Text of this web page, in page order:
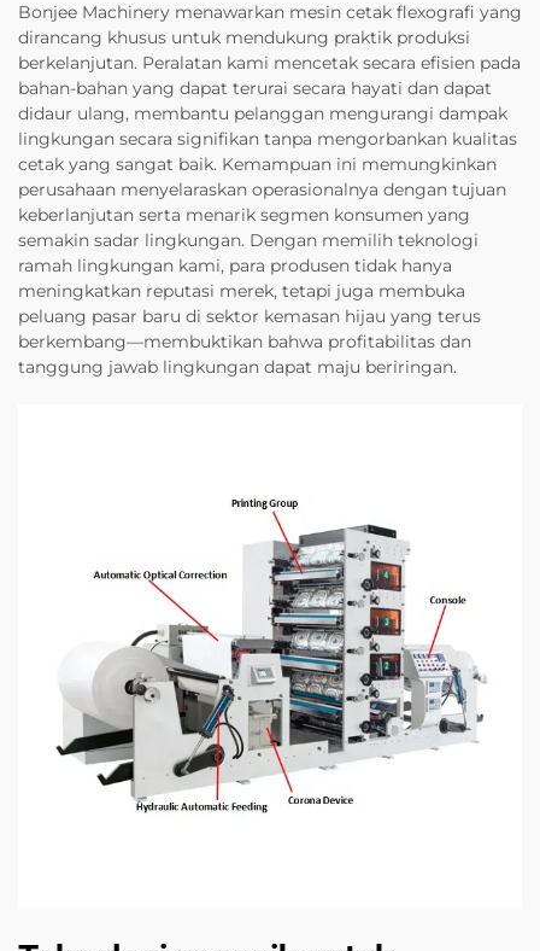
Bonjee Machinery menawarkan mesin cetak flexografi yang
dirancang khusus untuk mendukung praktik produksi
berkelanjutan. Peralatan kami mencetak secara efisien pada
bahan-bahan yang dapat terurai secara hayati dan dapat
didaur ulang, membantu pelanggan mengurangi dampak
lingkungan secara signifikan tanpa mengorbankan kualitas
cetak yang sangat baik. Kemampuan ini memungkinkan
perusahaan menyelaraskan operasionalnya dengan tujuan
keberlanjutan serta menarik segmen konsumen yang
semakin sadar lingkungan. Dengan memilih teknologi
ramah lingkungan kami, para produsen tidak hanya
meningkatkan reputasi merek, tetapi juga membuka
peluang pasar baru di sektor kemasan hijau yang terus
berkembang—membuktikan bahwa profitabilitas dan
tanggung jawab lingkungan dapat maju beriringan.